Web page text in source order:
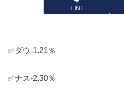
LINE
✅ダウ-1.21％
✅ナス-2.30％